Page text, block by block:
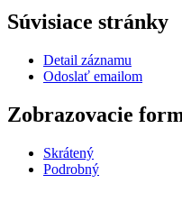
Súvisiace stránky
Detail záznamu
Odoslať emailom
Zobrazovacie
Skrátený
Podrobný